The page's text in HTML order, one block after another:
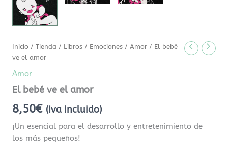
Inicio /Tienda / Libros / Emociones /Amor / El bebé
ve el amor
Amor
El bebé ve el amor
8,50€ (Iva incluido)
¡Un esencial para el desarrollo y entretenimiento de
los más pequeños!